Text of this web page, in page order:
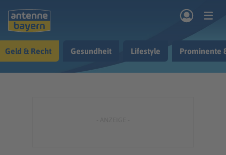
Musik & Radio Ratgeber
Geld & Recht Gesundheit Lifestyle Prominente